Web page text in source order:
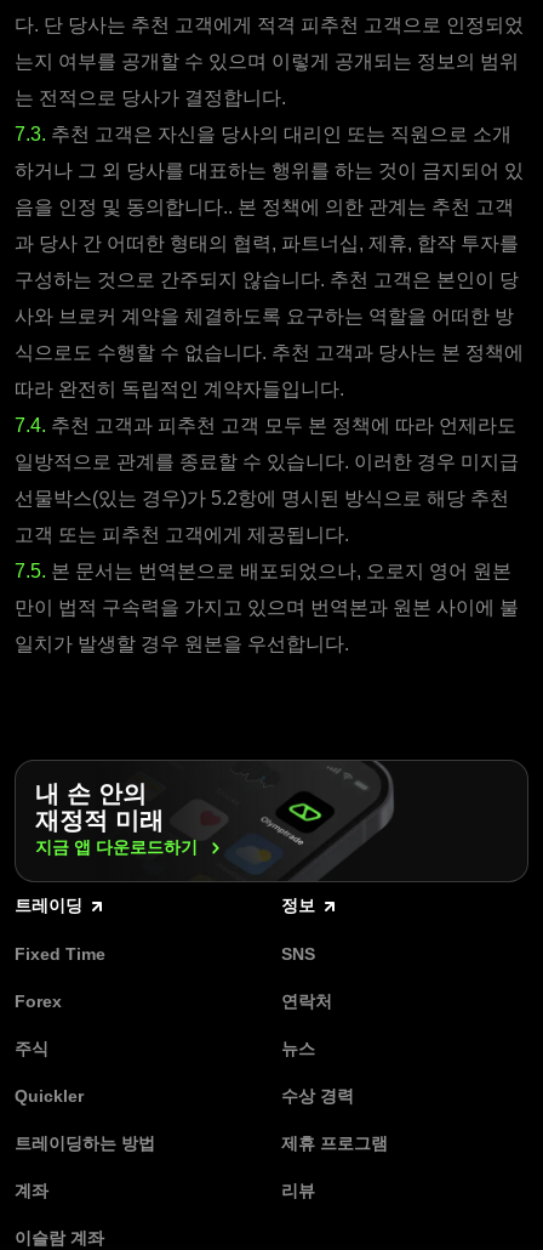
다. 단 당사는 추천 고객에게 적격 피추천 고객으로 인정되었
는지 여부를 공개할 수 있으며 이렇게 공개되는 정보의 범위
는 전적으로 당사가 결정합니다.
7.3. 추천 고객은 자신을 당사의 대리인 또는 직원으로 소개
하거나 그 외 당사를 대표하는 행위를 하는 것이 금지되어 있
음을 인정 및 동의합니다.. 본 정책에 의한 관계는 추천 고객
과 당사 간 어떠한 형태의 협력, 파트너십, 제휴, 합작 투자를
구성하는 것으로 간주되지 않습니다. 추천 고객은 본인이 당
사와 브로커 계약을 체결하도록 요구하는 역할을 어떠한 방
식으로도 수행할 수 없습니다. 추천 고객과 당사는 본 정책에
따라 완전히 독립적인 계약자들입니다.
7.4. 추천 고객과 피추천 고객 모두 본 정책에 따라 언제라도
일방적으로 관계를 종료할 수 있습니다. 이러한 경우 미지급
선물박스(있는 경우)가 5.2항에 명시된 방식으로 해당 추천
고객 또는 피추천 고객에게 제공됩니다.
7.5. 본 문서는 번역본으로 배포되었으나, 오로지 영어 원본
만이 법적 구속력을 가지고 있으며 번역본과 원본 사이에 불
일치가 발생할 경우 원본을 우선합니다.
내 손 안의
재정적 미래
지금 앱 다운로드하기
트레이딩
Fixed Time
Forex
주식
Quickler
트레이딩하는 방법
계좌
이슬람 계좌
정보
SNS
연락처
뉴스
수상 경력
제휴 프로그램
리뷰